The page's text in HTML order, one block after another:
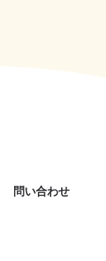
問い合わせ